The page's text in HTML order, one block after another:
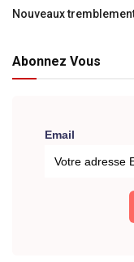
Nouveaux
Abonnez Vous
Email